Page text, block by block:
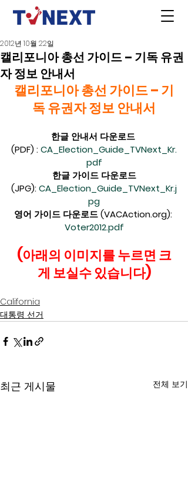
캘리포니아 총선 가이드 – 기독 유권
자 정보 안내서
2012년 10월 22일
캘리포니아 총선 가이드 – 기
독 유권자 정보 안내서
한글 안내서 다운로드
(PDF) : CA_Election_Guide_TVNext_Kr.
pdf
한글 가이드 다운로드
(JPG): CA_Election_Guide_TVNext_Kr.j
pg
영어 가이드 다운로드 (VACAction.org):
Voter2012.pdf
(아래의 이미지를 누르면 크
게 보실수 있습니다)
California
대통령 선거
최근 게시물 전체 보기